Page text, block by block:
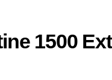
1500